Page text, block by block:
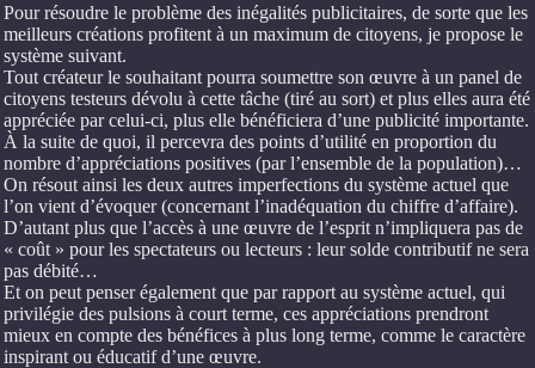
Pour résoudre le problème des inégalités publicitaires, de sorte que les
meilleurs créations profitent à un maximum de citoyens, je propose le
système suivant.
Tout créateur le souhaitant pourra soumettre son œuvre à un panel de
citoyens testeurs dévolu à cette tâche (tiré au sort) et plus elles aura été
appréciée par celui-ci, plus elle bénéficiera d’une publicité importante.
À la suite de quoi, il percevra des points d’utilité en proportion du
nombre d’appréciations positives (par l’ensemble de la population)…
On résout ainsi les deux autres imperfections du système actuel que
l’on vient d’évoquer (concernant l’inadéquation du chiffre d’affaire).
D’autant plus que l’accès à une œuvre de l’esprit n’impliquera pas de
« coût » pour les spectateurs ou lecteurs : leur solde contributif ne sera
pas débité…
Et on peut penser également que par rapport au système actuel, qui
privilégie des pulsions à court terme, ces appréciations prendront
mieux en compte des bénéfices à plus long terme, comme le caractère
inspirant ou éducatif d’une œuvre.